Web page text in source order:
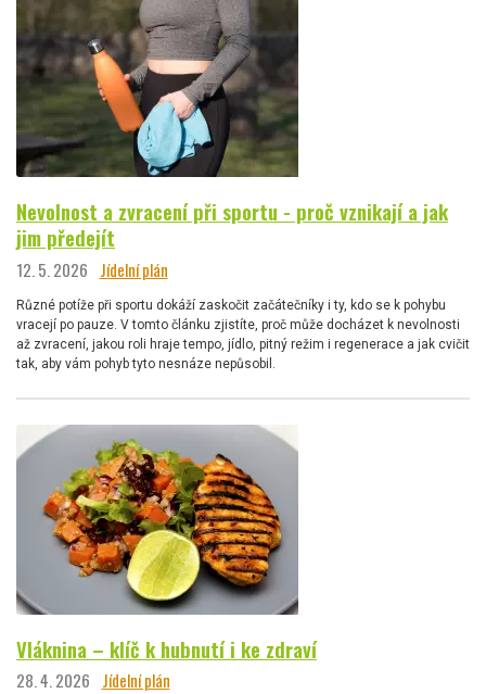
Nevolnost a zvracení při sportu - proč vznikají a jak
jim předejít
12. 5. 2026 Jídelní plán
Různé potíže při sportu dokáží zaskočit začátečníky i ty, kdo se k pohybu
vracejí po pauze. V tomto článku zjistíte, proč může docházet k nevolnosti
až zvracení, jakou roli hraje tempo, jídlo, pitný režim i regenerace a jak cvičit
tak, aby vám pohyb tyto nesnáze nepůsobil.
Vláknina – klíč k hubnutí i ke zdraví
28. 4. 2026 Jídelní plán